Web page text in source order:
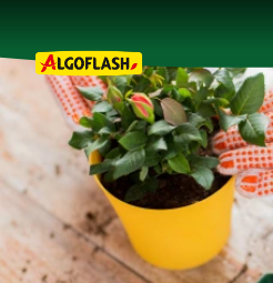
Nos produits
Conseils